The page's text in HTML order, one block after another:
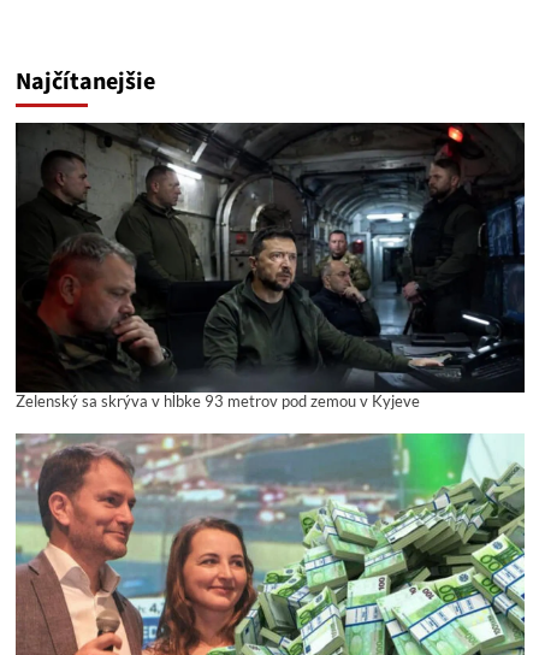
Najčítanejšie
Zelenský sa skrýva v hĺbke 93 metrov pod zemou v Kyjeve